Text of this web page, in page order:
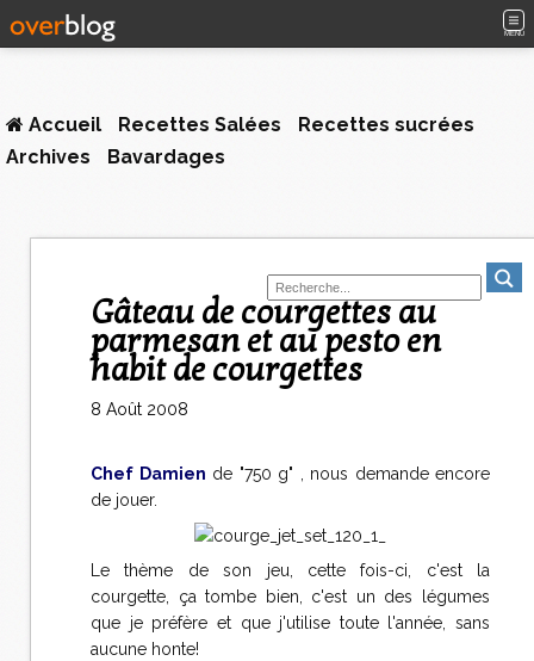
MENU
Accueil Recettes Salées
Recettes sucrées
Archives
Bavardages
Gâteau de courgettes au
parmesan et au pesto en
habit de courgettes
8 Août 2008
Chef Damien de "750 g" , nous demande encore
de jouer.
Le thème de son jeu, cette fois-ci, c'est la
courgette, ça tombe bien, c'est un des légumes
que je préfère et que j'utilise toute l'année, sans
aucune honte!